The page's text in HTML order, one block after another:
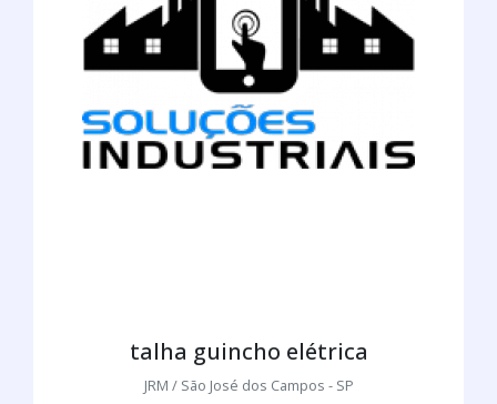
talha guincho elétrica
JRM / São José dos Campos - SP